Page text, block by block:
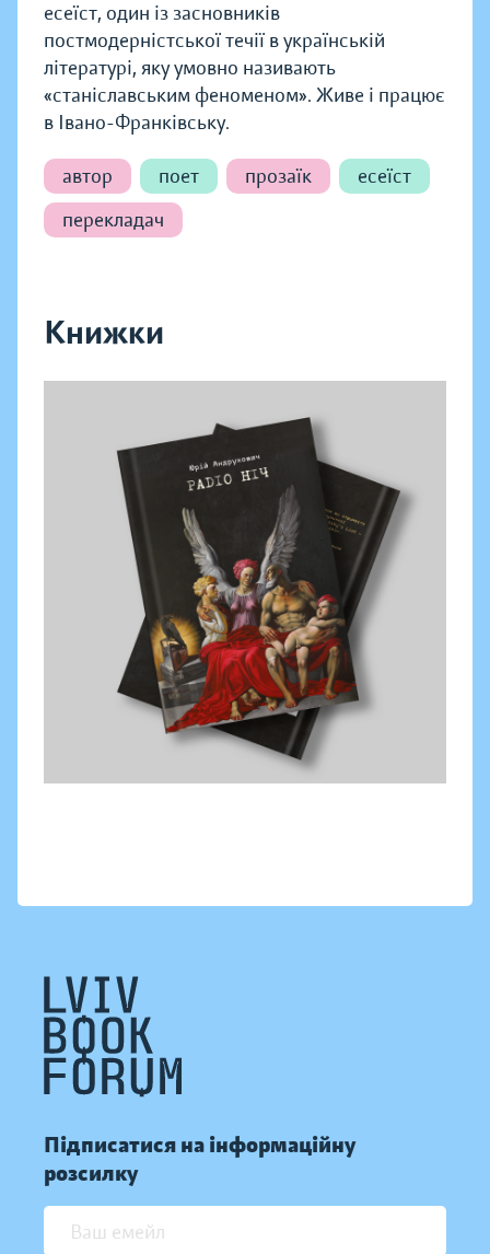
есеїст, один із засновників
постмодерністської течії в українській
літературі, яку умовно називають
«станіславським феноменом». Живе і працює
в Івано-Франківську.
автор поет прозаїк
есеїст
перекладач
Книжки
Підписатися на інформаційну
розсилку